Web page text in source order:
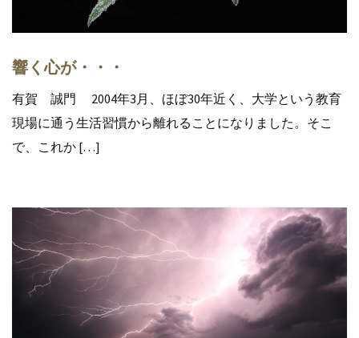
響く心が・・・
有賀 誠門 2004年3月、ほぼ30年近く、大学という教育
現場に通う生活習慣から離れることになりました。そこ
で、これか […]